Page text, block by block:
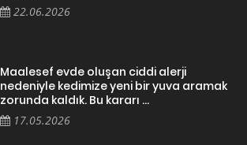
22.06.2026
Maalesef evde oluşan ciddi alerji
nedeniyle kedimize yeni bir yuva aramak
zorunda kaldık. Bu kararı ...
17.05.2026